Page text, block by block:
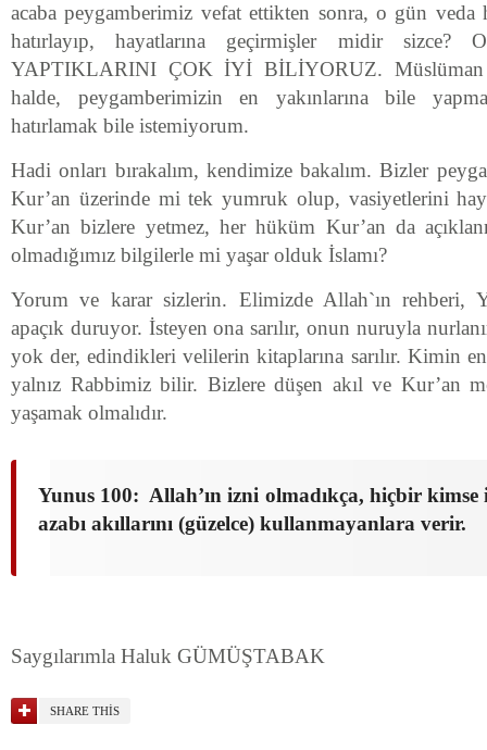
acaba peygamberimiz vefat ettikten sonra, o gün
hatırlayıp, hayatlarına geçirmişler midir sizce?
YAPTIKLARINI ÇOK İYİ BİLİYORUZ. Müslüman
halde, peygamberimizin en yakınlarına bile
hatırlamak bile istemiyorum.
Hadi onları bırakalım, kendimize bakalım. Bizler
Kur’an üzerinde mi tek yumruk olup, vasiyetlerini
Kur’an bizlere yetmez, her hüküm Kur’an da
olmadığımız bilgilerle mi yaşar olduk İslamı?
Yorum ve karar sizlerin. Elimizde Allah`ın rehberi,
apaçık duruyor. İsteyen ona sarılır, onun nuruyla
yok der, edindikleri velilerin kitaplarına sarılır. Kimin
yalnız Rabbimiz bilir. Bizlere düşen akıl ve Kur’an
yaşamak olmalıdır.
Yunus 100: Allah’ın izni olmadıkça, hiçbir kimse
azabı akıllarını (güzelce) kullanmayanlara verir.
Saygılarımla Haluk GÜMÜŞTABAK
SHARE THIS